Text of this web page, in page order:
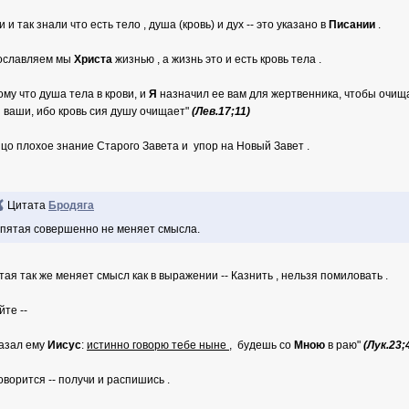
и так знали что есть тело , душа (кровь) и дух -- это указано в Писании .
мы Христа жизнью , а жизнь это и есть кровь тела .
что душа тела в крови, и Я назначил ее вам для жертвенника, чтобы
ибо кровь сия душу очищает" (Лев.17;11)
плохое знание Старого Завета и упор на Новый Завет .
Цитата Бродяга
совершенно не меняет смысла.
так же меняет смысл как в выражении -- Казнить , нельзя помиловать .
--
ему Иисус: истинно говорю тебе ныне , будешь со Мною в раю"
-- получи и распишись .